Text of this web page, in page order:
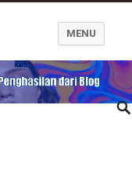
MENU